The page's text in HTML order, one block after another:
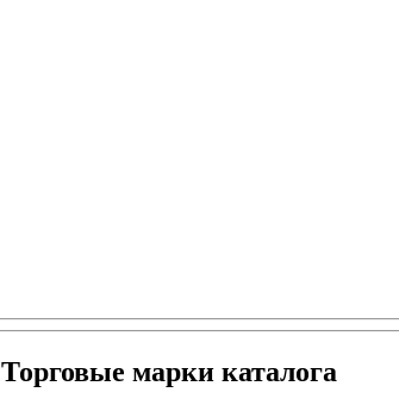
Торговые марки каталога